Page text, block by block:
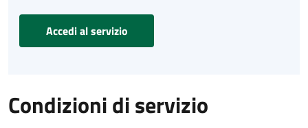
Accedi al servizio
Condizioni di servizio